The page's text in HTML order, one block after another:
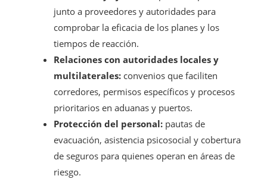
junto a proveedores y autoridades para
comprobar la eficacia de los planes y los
tiempos de reacción.
Relaciones con autoridades locales y
multilaterales: convenios que faciliten
corredores, permisos específicos y procesos
prioritarios en aduanas y puertos.
Protección del personal: pautas de
evacuación, asistencia psicosocial y cobertura
de seguros para quienes operan en áreas de
riesgo.